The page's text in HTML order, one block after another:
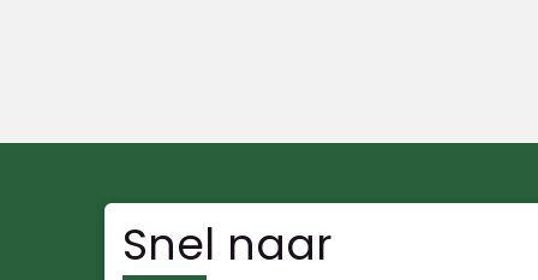
Snel naar